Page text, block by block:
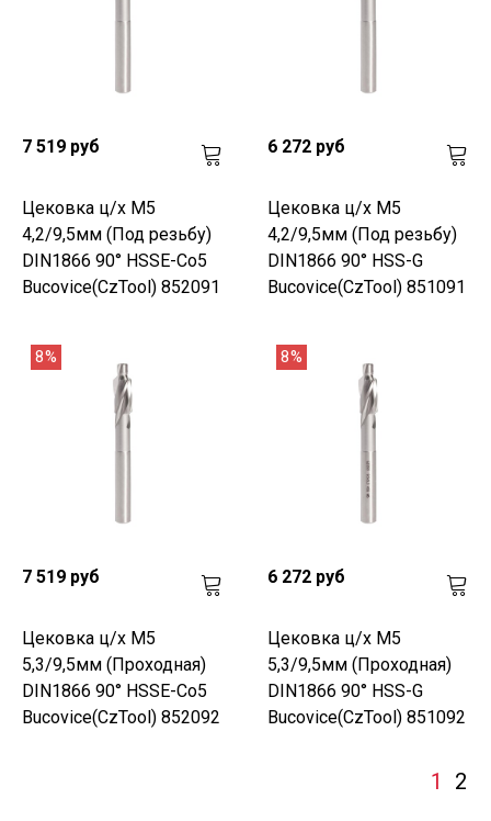
7 519 руб
Цековка ц/х M5
4,2/9,5мм (Под резьбу)
DIN1866 90° HSSE-Co5
Bucovice(CzTool) 852091
6 272 руб
Цековка ц/х M5
4,2/9,5мм (Под резьбу)
DIN1866 90° HSS-G
Bucovice(CzTool) 851091
8%
7 519 руб
Цековка ц/х M5
5,3/9,5мм (Проходная)
DIN1866 90° HSSE-Co5
Bucovice(CzTool) 852092
8%
6 272 руб
Цековка ц/х M5
5,3/9,5мм (Проходная)
DIN1866 90° HSS-G
Bucovice(CzTool) 851092
1 2